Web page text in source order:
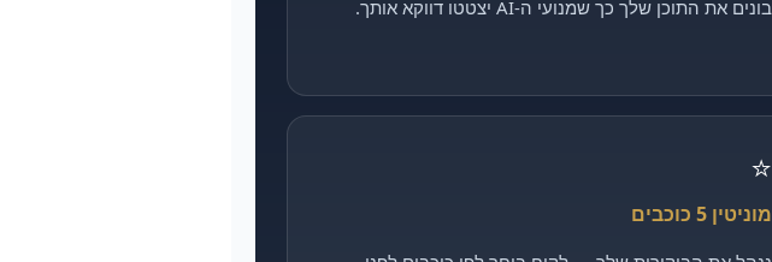
בונים את התוכן שלך כך שמנועי ה-AI יצטטו דווקא אותך.
⭐
מוניטין 5 כוכבים